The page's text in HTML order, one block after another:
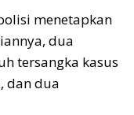
menetapkan
dua
tersangka kasus
dan dua